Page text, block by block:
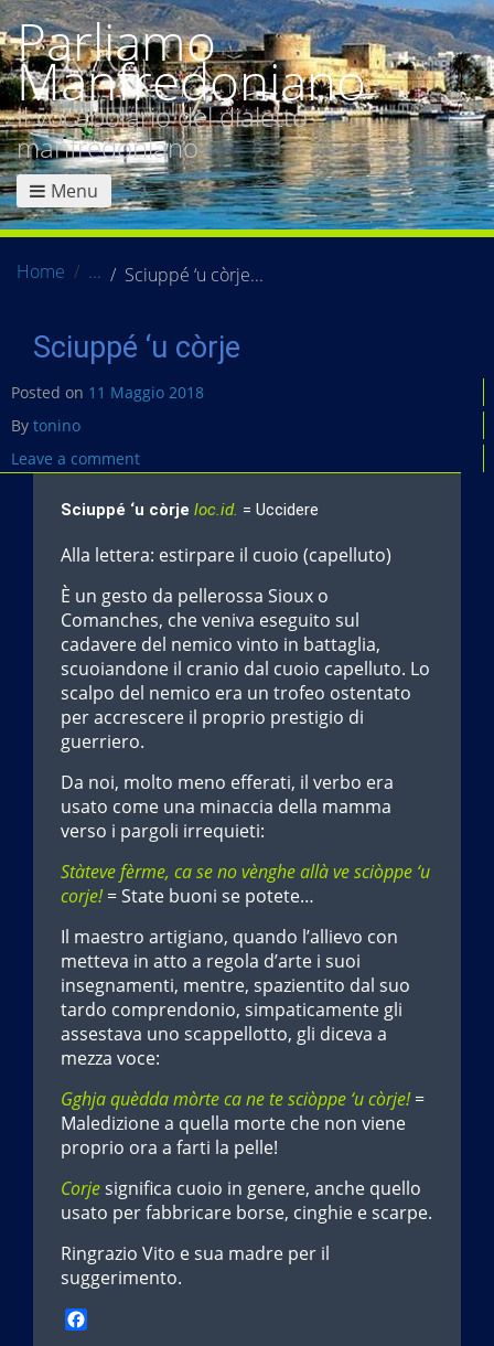
Parliamo
Manfredoniano
Il vocabolario del dialetto
manfredoniano
Menu
Home Sciuppé ‘u còrje
Sciuppé ‘u còrje
Posted on 11 Maggio 2018
By tonino
Leave a comment
Sciuppé ‘u còrje loc.id. = Uccidere
Alla lettera: estirpare il cuoio (capelluto)
È un gesto da pellerossa Sioux o
Comanches, che veniva eseguito sul
cadavere del nemico vinto in battaglia,
scuoiandone il cranio dal cuoio capelluto. Lo
scalpo del nemico era un trofeo ostentato
per accrescere il proprio prestigio di
guerriero.
Da noi, molto meno efferati, il verbo era
usato come una minaccia della mamma
verso i pargoli irrequieti:
Stàteve fèrme, ca se no vènghe allà ve sciòppe ‘u
corje!= State buoni se potete…
Il maestro artigiano, quando l’allievo con
metteva in atto a regola d’arte i suoi
insegnamenti, mentre, spazientito dal suo
tardo comprendonio, simpaticamente gli
assestava uno scappellotto, gli diceva a
mezza voce:
Gghja quèdda mòrte ca ne te sciòppe ‘u còrje!=
Maledizione a quella morte che non viene
proprio ora a farti la pelle!
Corjesignifica cuoio in genere, anche quello
usato per fabbricare borse, cinghie e scarpe.
Ringrazio Vito e sua madre per il
suggerimento.